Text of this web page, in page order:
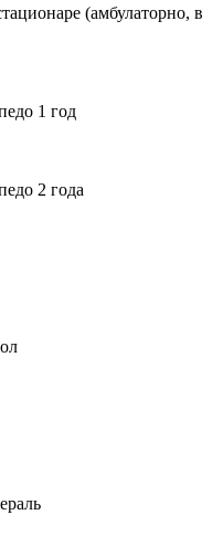
(амбулаторно, в
1 год
2 года